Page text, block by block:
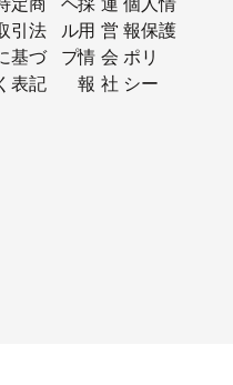
引法
基づ
表記
ル
プ
用
情
報
営
会
社
報保護
ポリ
シー